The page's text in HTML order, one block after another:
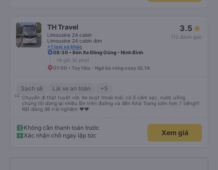
TH Travel
Limousine 24 cabin
Limousine 24 cabin đơn
+1 loại xe khác
3.5
(12 đánh giá)
08:30 • Bến Xe Đồng Gừng - Ninh Bình
16 giờ 30 phút
01:00 • Tuy Hòa - Ngã ba vòng xoay QL1A
Sạch sẽ Lái xe an toàn +5
Chuyến đi thật tuyệt vời. Xe buýt thoải mái, có ổ cắm sạc, nước uống,
chúng tôi dừng lại nhiều lần trên đường và đến Nhà Trang sớm hơn 7 tiếng!!!
Rất đáng để trải nghiệm ♥️♥️
Không cần thanh toán trước
Xác nhận chỗ ngay lập tức
Xem giá